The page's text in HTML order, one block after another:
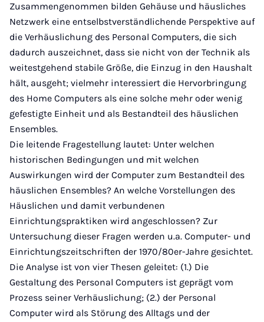
Zusammengenommen bilden Gehäuse und häusliches
Netzwerk eine entselbstverständlichende Perspektive auf
die Verhäuslichung des Personal Computers, die sich
dadurch auszeichnet, dass sie nicht von der Technik als
weitestgehend stabile Größe, die Einzug in den Haushalt
hält, ausgeht; vielmehr interessiert die Hervorbringung
des Home Computers als eine solche mehr oder wenig
gefestigte Einheit und als Bestandteil des häuslichen
Ensembles.
Die leitende Fragestellung lautet: Unter welchen
historischen Bedingungen und mit welchen
Auswirkungen wird der Computer zum Bestandteil des
häuslichen Ensembles? An welche Vorstellungen des
Häuslichen und damit verbundenen
Einrichtungspraktiken wird angeschlossen? Zur
Untersuchung dieser Fragen werden u.a. Computer- und
Einrichtungszeitschriften der 1970/80er-Jahre gesichtet.
Die Analyse ist von vier Thesen geleitet: (1.) Die
Gestaltung des Personal Computers ist geprägt vom
Prozess seiner Verhäuslichung; (2.) der Personal
Computer wird als Störung des Alltags und der